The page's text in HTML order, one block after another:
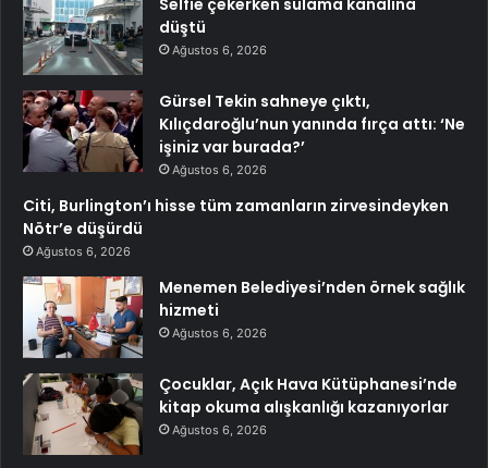
düştü
Ağustos 6, 2026
Gürsel Tekin sahneye çıktı,
Kılıçdaroğlu’nun yanında fırça attı: ‘Ne
işiniz var burada?’
Ağustos 6, 2026
Citi, Burlington’ı hisse tüm zamanların zirvesindeyken
Nötr’e düşürdü
Ağustos 6, 2026
Menemen Belediyesi’nden örnek sağlık
hizmeti
Ağustos 6, 2026
Çocuklar, Açık Hava Kütüphanesi’nde
kitap okuma alışkanlığı kazanıyorlar
Ağustos 6, 2026